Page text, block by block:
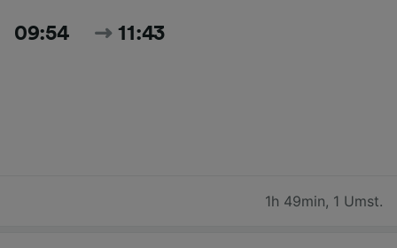
09:54 11:43
1h 49min, 1 Umst.